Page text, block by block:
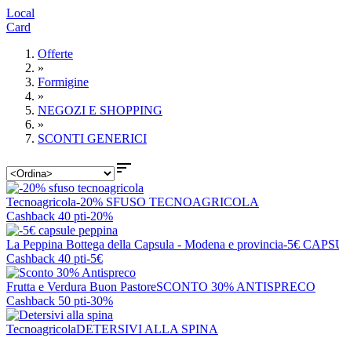
Local
Card
Offerte
»
Formigine
»
NEGOZI E SHOPPING
»
SCONTI GENERICI

Tecnoagricola-20% SFUSO TECNOAGRICOLA
Cashback 40 pti-20%
La Peppina Bottega della Capsula - Modena e provincia-5€
Cashback 40 pti-5€
Frutta e Verdura Buon PastoreSCONTO 30% ANTISPRECO
Cashback 50 pti-30%
TecnoagricolaDETERSIVI ALLA SPINA